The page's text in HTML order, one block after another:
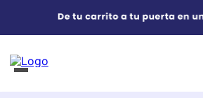
Útiles Escolares